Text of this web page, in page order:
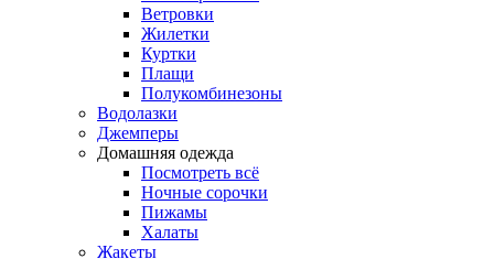
Ветровки
Жилетки
Куртки
Плащи
Полукомбинезоны
Водолазки
Джемперы
Домашняя одежда
Посмотреть всё
Ночные сорочки
Пижамы
Халаты
Жакеты